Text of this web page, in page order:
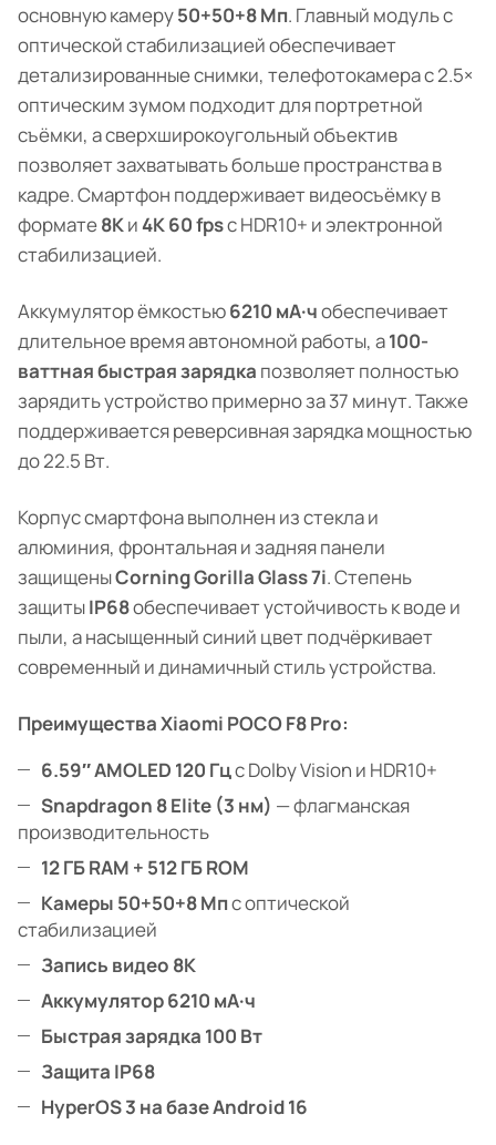
основную камеру50+50+8 Мп. Главный модуль с
оптической стабилизацией обеспечивает
детализированные снимки, телефотокамера с 2.5×
оптическим зумом подходит для портретной
съёмки, а сверхширокоугольный объектив
позволяет захватывать больше пространства в
кадре. Смартфон поддерживает видеосъёмку в
формате8Kи4K 60 fpsс HDR10+ и электронной
стабилизацией.
Аккумулятор ёмкостью6210 мА·чобеспечивает
длительное время автономной работы, а100-
ваттная быстрая зарядка позволяет полностью
зарядить устройство примерно за 37 минут. Также
поддерживается реверсивная зарядка мощностью
до 22.5 Вт.
Корпус смартфона выполнен из стекла и
алюминия, фронтальная и задняя панели
защищеныCorning Gorilla Glass 7i. Степень
защитыIP68обеспечивает устойчивость к воде и
пыли, а насыщенный синий цвет подчёркивает
современный и динамичный стиль устройства.
Преимущества Xiaomi POCO F8 Pro:
6.59″ AMOLED 120 Гцс Dolby Vision и HDR10+
Snapdragon 8 Elite (3 нм) — флагманская
производительность
12 ГБ RAM + 512 ГБ ROM
Камеры 50+50+8 Мпс оптической
стабилизацией
Запись видео 8K
Аккумулятор 6210 мА·ч
Быстрая зарядка 100 Вт
Защита IP68
HyperOS 3 на базе Android 16